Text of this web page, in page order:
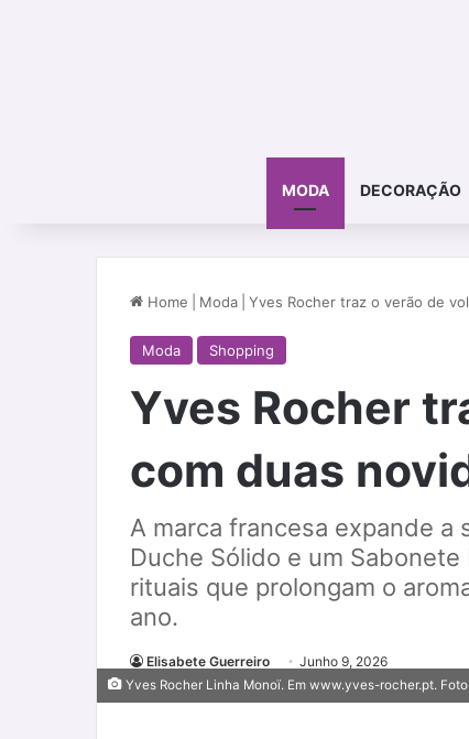
MODA DECORAÇÃO
Home Moda Yves Rocher traz o verão de
Moda Shopping
Yves Rocher
com duas
A marca francesa expande a
Duche Sólido e um
rituais que prolongam o
ano.
Elisabete Guerreiro Junho 9, 2026
Yves Rocher Linha Monoï. Em www.yves-rocher.pt. Foto